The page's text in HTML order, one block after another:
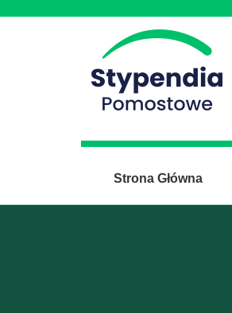
Strona Główna